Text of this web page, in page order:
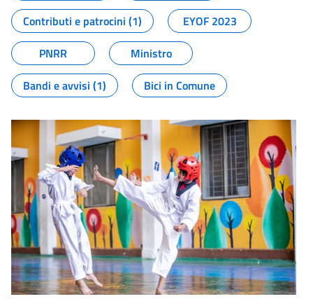
Contributi e patrocini (1)
EYOF 2023
PNRR
Ministro
Bandi e avvisi (1)
Bici in Comune